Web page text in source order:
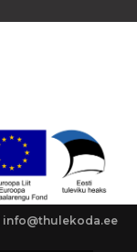
info@thulekoda.ee